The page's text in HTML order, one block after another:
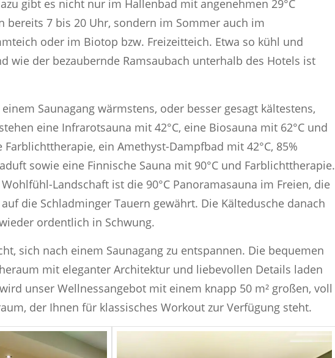
gibt es nicht nur im Hallenbad mit angenehmen 29°C
bereits 7 bis 20 Uhr, sondern im Sommer auch im
oder im Biotop bzw. Freizeitteich. Etwa so kühl und
wie der bezaubernde Ramsaubach unterhalb des Hotels ist
Saunagang wärmstens, oder besser gesagt kältestens,
eine Infrarotsauna mit 42°C, eine Biosauna mit 62°C und
ein Amethyst-Dampfbad mit 42°C, 85%
sowie eine Finnische Sauna mit 90°C und Farblichttherapie.
Landschaft ist die 90°C Panoramasauna im Freien, die
die Schladminger Tauern gewährt. Die Kältedusche danach
ordentlich in Schwung.
sich nach einem Saunagang zu entspannen. Die bequemen
mit eleganter Architektur und liebevollen Details laden
unser Wellnessangebot mit einem knapp 50 m² großen, voll
der Ihnen für klassisches Workout zur Verfügung steht.